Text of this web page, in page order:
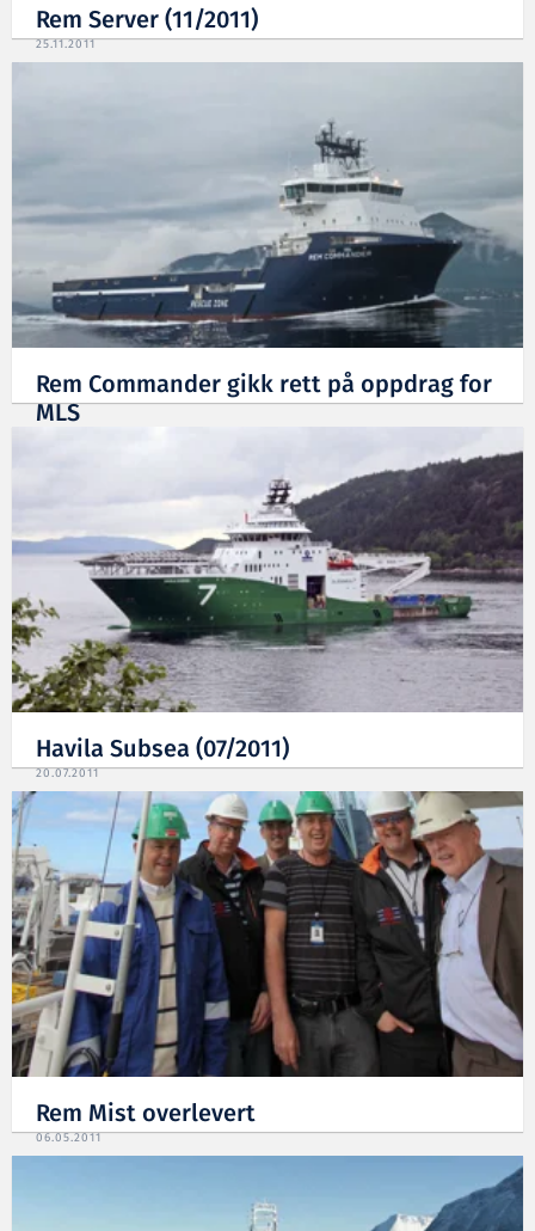
Rem Server (11/2011)
25.11.2011
Rem Commander gikk rett på oppdrag for
MLS
Havila Subsea (07/2011)
20.07.2011
Rem Mist overlevert
06.05.2011